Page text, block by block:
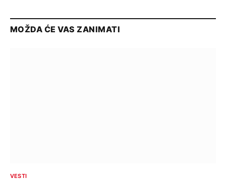
MOŽDA ĆE VAS ZANIMATI
VESTI